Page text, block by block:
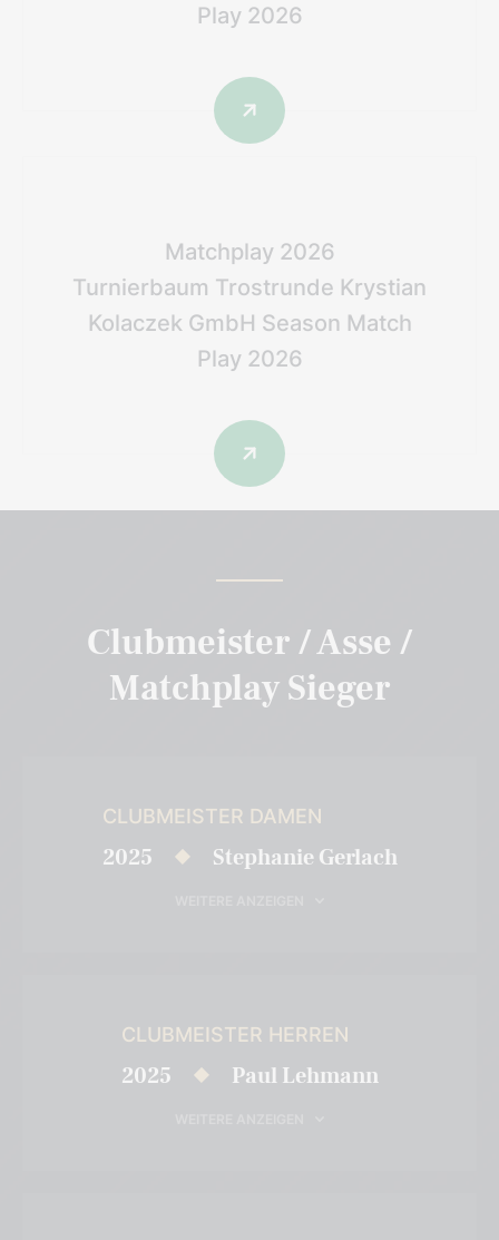
Play 2026
Matchplay 2026
Turnierbaum Trostrunde Krystian
Kolaczek GmbH Season Match
Play 2026
Clubmeister / Asse /
Matchplay Sieger
CLUBMEISTER DAMEN
2025 Stephanie Gerlach
CLUBMEISTER HERREN
2025 Paul Lehmann